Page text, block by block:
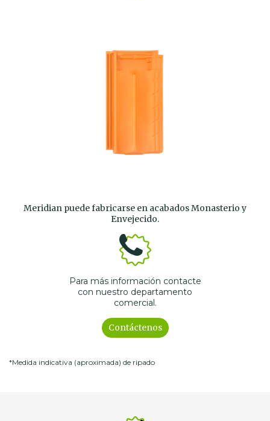
Meridian puede fabricarse en acabados Monasterio y
Envejecido.
Para más información contacte
con nuestro departamento
comercial.
Contáctenos
*Medida indicativa (aproximada) de ripado